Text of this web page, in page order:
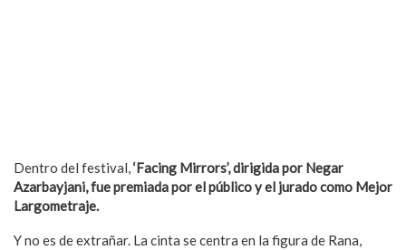
Dentro del festival,‘Facing Mirrors’, dirigida por Negar
Azarbayjani, fue premiada por el público y el jurado como Mejor
Largometraje.
Y no es de extrañar. La cinta se centra en la figura de Rana,